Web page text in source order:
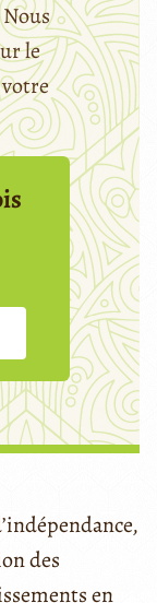
le
des
en